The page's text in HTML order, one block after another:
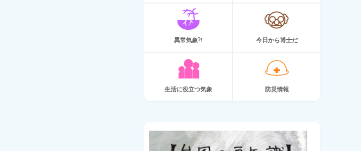
異常気象?! 今日から博士だ
生活に役立つ気象 防災情報